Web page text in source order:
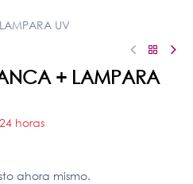
UV
+ LAMPARA
horas
ahora mismo.